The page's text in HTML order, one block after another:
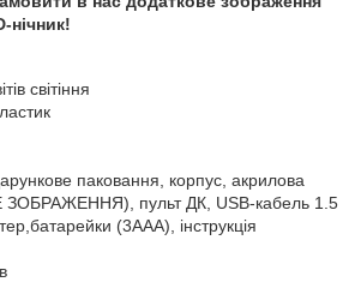
нічник!
світіння
паковання, корпус, акрилова
ЗОБРАЖЕННЯ), пульт ДК, USB-кабель 1.5
(3ААА), інструкція